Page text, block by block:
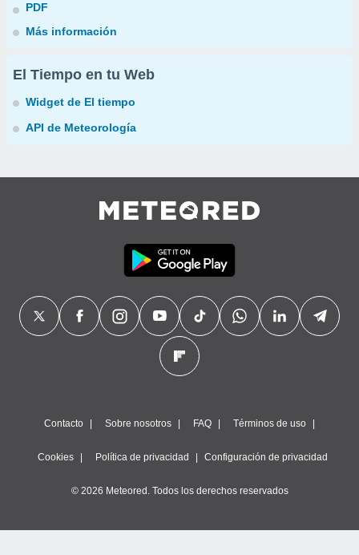
PDF
Más información
El Tiempo en tu Web
Widget de El tiempo
API de Meteorología
Contacto Sobre nosotros FAQ Términos de uso
Cookies Política de privacidad Configuración de privacidad
© 2026 Meteored. Todos los derechos reservados